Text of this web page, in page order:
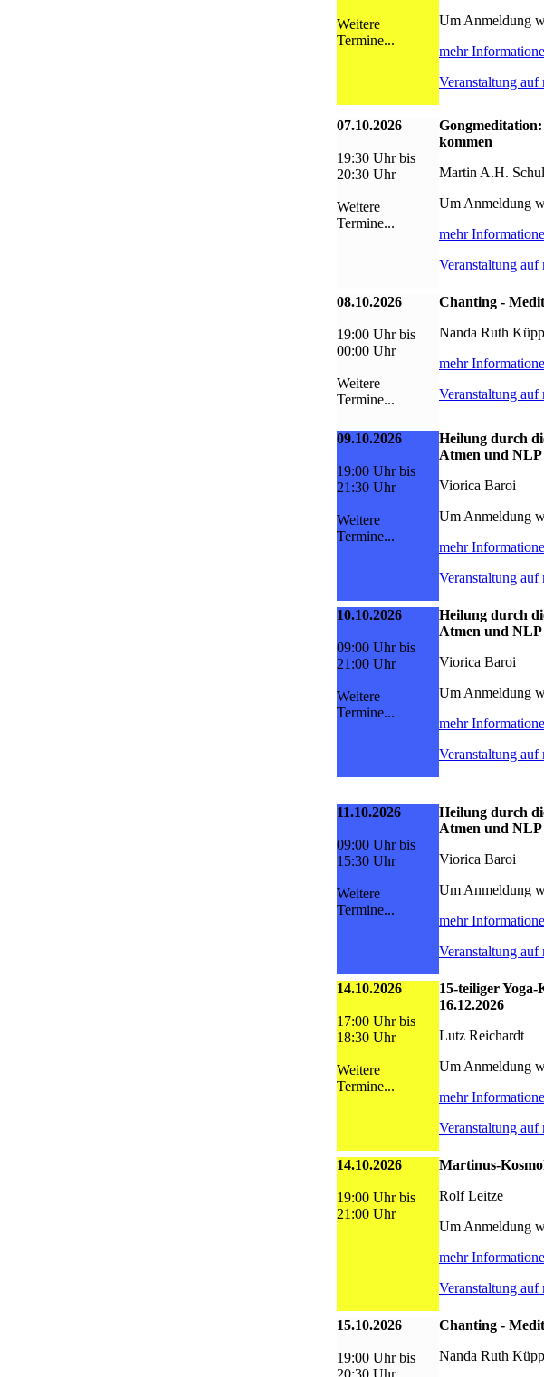
Weitere
Termine...
Um Anmeldung
mehr
Veranstaltung auf
07.10.2026
19:30 Uhr bis
20:30 Uhr
Weitere
Termine...
kommen
Martin A.H.
Um Anmeldung
mehr
Veranstaltung auf
08.10.2026
19:00 Uhr bis
00:00 Uhr
Weitere
Termine...
Chanting -
Nanda Ruth
mehr
Veranstaltung auf
09.10.2026
19:00 Uhr bis
21:30 Uhr
Weitere
Termine...
Heilung durch
Atmen und NLP
Viorica Baroi
Um Anmeldung
mehr
Veranstaltung auf
10.10.2026
09:00 Uhr bis
21:00 Uhr
Weitere
Termine...
Heilung durch
Atmen und NLP
Viorica Baroi
Um Anmeldung
mehr
Veranstaltung auf
11.10.2026
09:00 Uhr bis
15:30 Uhr
Weitere
Termine...
Heilung durch
Atmen und NLP
Viorica Baroi
Um Anmeldung
mehr
Veranstaltung auf
14.10.2026
17:00 Uhr bis
18:30 Uhr
Weitere
Termine...
15-teiliger
16.12.2026
Lutz Reichardt
Um Anmeldung
mehr
Veranstaltung auf
14.10.2026
19:00 Uhr bis
21:00 Uhr
Martinus-
Rolf Leitze
Um Anmeldung
mehr
Veranstaltung auf
15.10.2026
19:00 Uhr bis
20:30 Uhr
Chanting -
Nanda Ruth